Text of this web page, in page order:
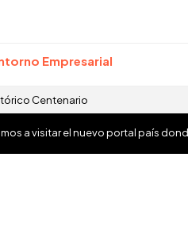
Empresarial
Centenario
a visitar el nuevo portal país